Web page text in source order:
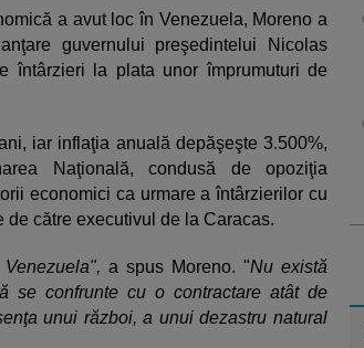
a avut loc în Venezuela, Moreno a
guvernului preşedintelui Nicolas
întârzieri la plata unor împrumuturi de
iar inflaţia anuală depăşeşte 3.500%,
Naţională, condusă de opoziţia
economici ca urmare a întârzierilor cu
către executivul de la Caracas.
a spus Moreno. "Nu există
se confrunte cu o contractare atât de
unui război, a unui dezastru natural